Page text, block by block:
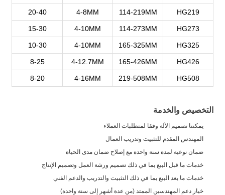
HG219
114-219MM
4-8MM
20-40
HG273
114-273MM
4-10MM
15-30
HG325
165-325MM
4-10MM
10-30
HG426
165-426MM
4-12.7MM
8-25
HG508
219-508MM
4-16MM
8-20
التخصيص والخدمة
يمكننا تصميم الآلة وفقا لمتطلبات العملاء
المهندس المقدم للتثبيت وتدريب العمال
ضمان نوعية لمدة سنة واحدة مع إصلاح ضمان مدى الحياة
خدمات ما قبل البيع بما في ذلك تصميم ورشة العمل وتصميم الإنتاج
خدمات ما بعد البيع بما في ذلك التثبيت والتدريب والدعم الفني
خيار دعم المهندسين الممتد (من عدة أشهر إلى سنة واحدة)